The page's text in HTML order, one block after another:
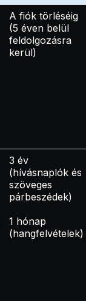
A fiók törléséig
(5 éven belül
feldolgozásra
kerül)
3 év
(hívásnaplók és
szöveges
párbeszédek)
1 hónap
(hangfelvételek)